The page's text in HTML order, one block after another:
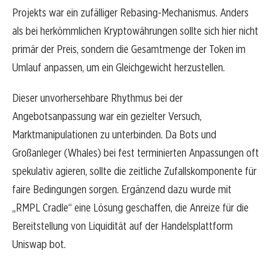
Projekts war ein zufälliger Rebasing-Mechanismus. Anders
als bei herkömmlichen Kryptowährungen sollte sich hier nicht
primär der Preis, sondern die Gesamtmenge der Token im
Umlauf anpassen, um ein Gleichgewicht herzustellen.
Dieser unvorhersehbare Rhythmus bei der
Angebotsanpassung war ein gezielter Versuch,
Marktmanipulationen zu unterbinden. Da Bots und
Großanleger (Whales) bei fest terminierten Anpassungen oft
spekulativ agieren, sollte die zeitliche Zufallskomponente für
faire Bedingungen sorgen. Ergänzend dazu wurde mit
„RMPL Cradle“ eine Lösung geschaffen, die Anreize für die
Bereitstellung von Liquidität auf der Handelsplattform
Uniswap bot.